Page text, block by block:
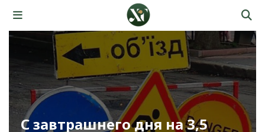
С завтрашнего дня на 3,5